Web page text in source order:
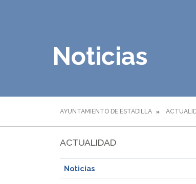
Noticias
AYUNTAMIENTO DE ESTADILLA
ACTUALIDAD
Noticias